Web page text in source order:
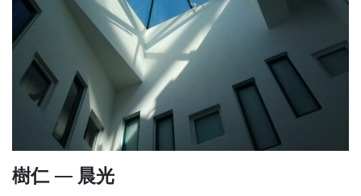
樹仁 — 晨光